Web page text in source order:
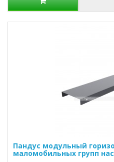
Пандус модульный
маломобильных групп